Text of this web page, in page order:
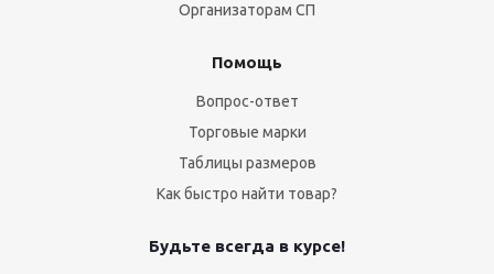
Организаторам СП
Помощь
Вопрос-ответ
Торговые марки
Таблицы размеров
Как быстро найти товар?
Будьте всегда в курсе!